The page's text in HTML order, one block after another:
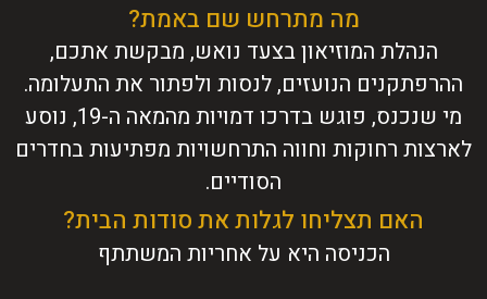
מה מתרחש שם באמת?
הנהלת המוזיאון בצעד נואש, מבקשת אתכם,
ההרפתקנים הנועזים, לנסות ולפתור את התעלומה.
מי שנכנס, פוגש בדרכו דמויות מהמאה ה-19, נוסע
לארצות רחוקות וחווה התרחשויות מפתיעות בחדרים
הסודיים.
האם תצליחו לגלות את סודות הבית?
הכניסה היא על אחריות המשתתף